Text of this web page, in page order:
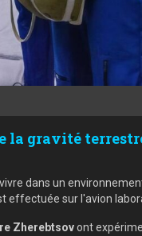
la gravité
dans un
sur l'avion
Zherebtsovont